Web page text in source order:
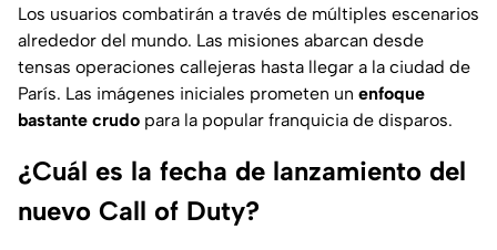
Los usuarios combatirán a través de múltiples escenarios
alrededor del mundo. Las misiones abarcan desde
tensas operaciones callejeras hasta llegar a la ciudad de
París. Las imágenes iniciales prometen un enfoque
bastante crudo para la popular franquicia de disparos.
¿Cuál es la fecha de lanzamiento del
nuevo Call of Duty?